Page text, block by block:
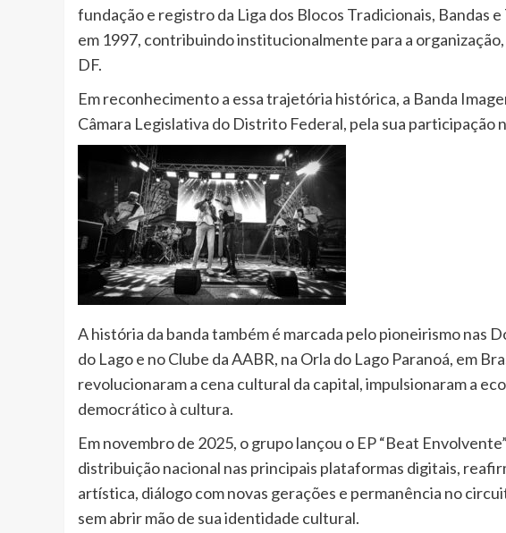
fundação e registro da Liga dos Blocos Tradicionais, Bandas
em 1997, contribuindo institucionalmente para a
DF.
Em reconhecimento a essa trajetória histórica, a Banda
Câmara Legislativa do Distrito Federal, pela sua participação
A história da banda também é marcada pelo pioneirismo nas
do Lago e no Clube da AABR, na Orla do Lago Paranoá, em
revolucionaram a cena cultural da capital, impulsionaram a
democrático à cultura.
Em novembro de 2025, o grupo lançou o EP “Beat
distribuição nacional nas principais plataformas digitais,
artística, diálogo com novas gerações e permanência no
sem abrir mão de sua identidade cultural.